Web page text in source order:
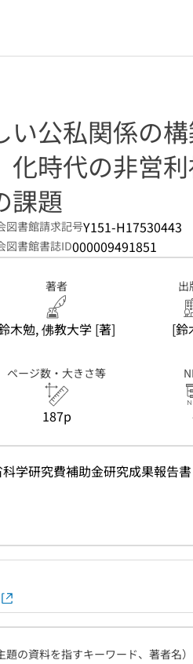
い公私関係の
化時代の非営
課題
図書館請求記号Y151-H17530443
図書館書誌ID000009491851
著者
木勉, 佛教大学 [著]
出
[鈴
ページ数・大きさ等
187p
学研究費補助金研究成果報告書
の資料を指すキーワード、著者名）